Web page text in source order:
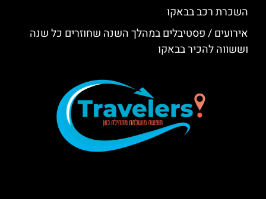
השכרת רכב בבאקו
אירועים / פסטיבלים במהלך השנה שחוזרים כל שנה
וששווה להכיר בבאקו